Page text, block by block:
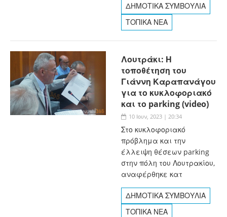
ΔΗΜΟΤΙΚΑ ΣΥΜΒΟΥΛΙΑ
ΤΟΠΙΚΑ ΝΕΑ
Λουτράκι: Η
τοποθέτηση του
Γιάννη Καραπανάγου
για το κυκλοφοριακό
και το parking (video)
10 Ιουν, 2023 | 20:34
Στο κυκλοφοριακό
πρόβλημα και την
έλλειψη θέσεων parking
στην πόλη του Λουτρακίου,
αναφέρθηκε κατ
ΔΗΜΟΤΙΚΑ ΣΥΜΒΟΥΛΙΑ
ΤΟΠΙΚΑ ΝΕΑ